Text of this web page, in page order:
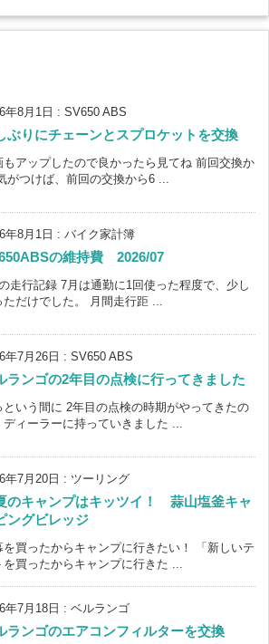
年8月1日 : SV650 ABS
ぶりにチェーンとスプロケットを交換
もアップしたので良かったら見てね 前回交換か
がつけば、前回の交換から6 ...
年8月1日 : バイク家計簿
の維持費 2026/07
走行記録 7月は通勤に1回使った程度で、少し
ただけでした。 月間走行距 ...
年7月26日 : SV650 ABS
ランゴの2年目の点検に行ってきました
という間に 2年目の点検の時期がやってきたの
ディーラーに持っていきました ...
年7月20日 : ツーリング
のキャンプはキッツイ！ 蒜山塩釜キャ
ングビレッジ
を買ったからキャンプに行きたい！ 「新しいテ
を買ったからキャンプに行きた ...
年7月18日 : ベルランゴ
ランゴのエアコンフィルターを交換